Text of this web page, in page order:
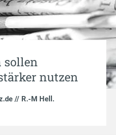
sollen
nutzen
// R.-M Hell .